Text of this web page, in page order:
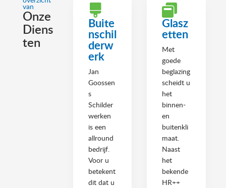
van
Onze
Diens
ten
Buite
nschil
derw
erk
Jan
Goossen
s
Schilder
werken
is een
allround
bedrijf.
Voor u
betekent
dit dat u
Glasz
etten
Met
goede
beglazing
scheidt u
het
binnen-
en
buitenkli
maat.
Naast
het
bekende
HR++